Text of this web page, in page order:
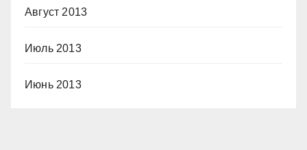
Август 2013
Июль 2013
Июнь 2013